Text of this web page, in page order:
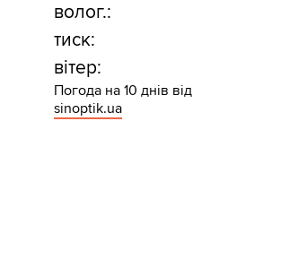
волог.:
тиск:
вітер:
Погода на 10 днів від
sinoptik.ua